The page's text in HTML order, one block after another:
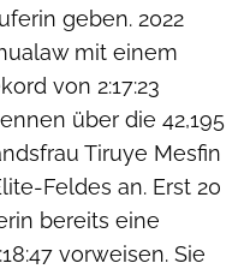
geben. 2022
mit einem
von 2:17:23
über die 42,195
Tiruye Mesfin
Feldes an. Erst 20
bereits eine
vorweisen. Sie